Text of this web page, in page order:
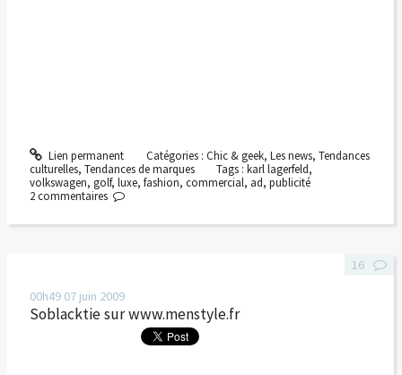
Lien permanent Catégories : Chic & geek, Les news, Tendances
culturelles, Tendances de marques Tags :karl lagerfeld,
volkswagen, golf, luxe, fashion, commercial, ad, publicité
2 commentaires
00h49 07 juin 2009
Soblacktie sur www.menstyle.fr
16